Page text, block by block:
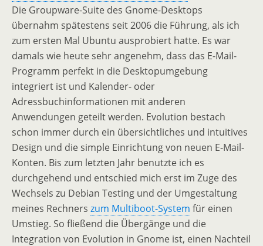
Die Groupware-Suite des Gnome-Desktops
übernahm spätestens seit 2006 die Führung, als ich
zum ersten Mal Ubuntu ausprobiert hatte. Es war
damals wie heute sehr angenehm, dass das E-Mail-
Programm perfekt in die Desktopumgebung
integriert ist und Kalender- oder
Adressbuchinformationen mit anderen
Anwendungen geteilt werden. Evolution bestach
schon immer durch ein übersichtliches und intuitives
Design und die simple Einrichtung von neuen E-Mail-
Konten. Bis zum letzten Jahr benutzte ich es
durchgehend und entschied mich erst im Zuge des
Wechsels zu Debian Testing und der Umgestaltung
meines Rechners zum Multiboot-System für einen
Umstieg. So fließend die Übergänge und die
Integration von Evolution in Gnome ist, einen Nachteil